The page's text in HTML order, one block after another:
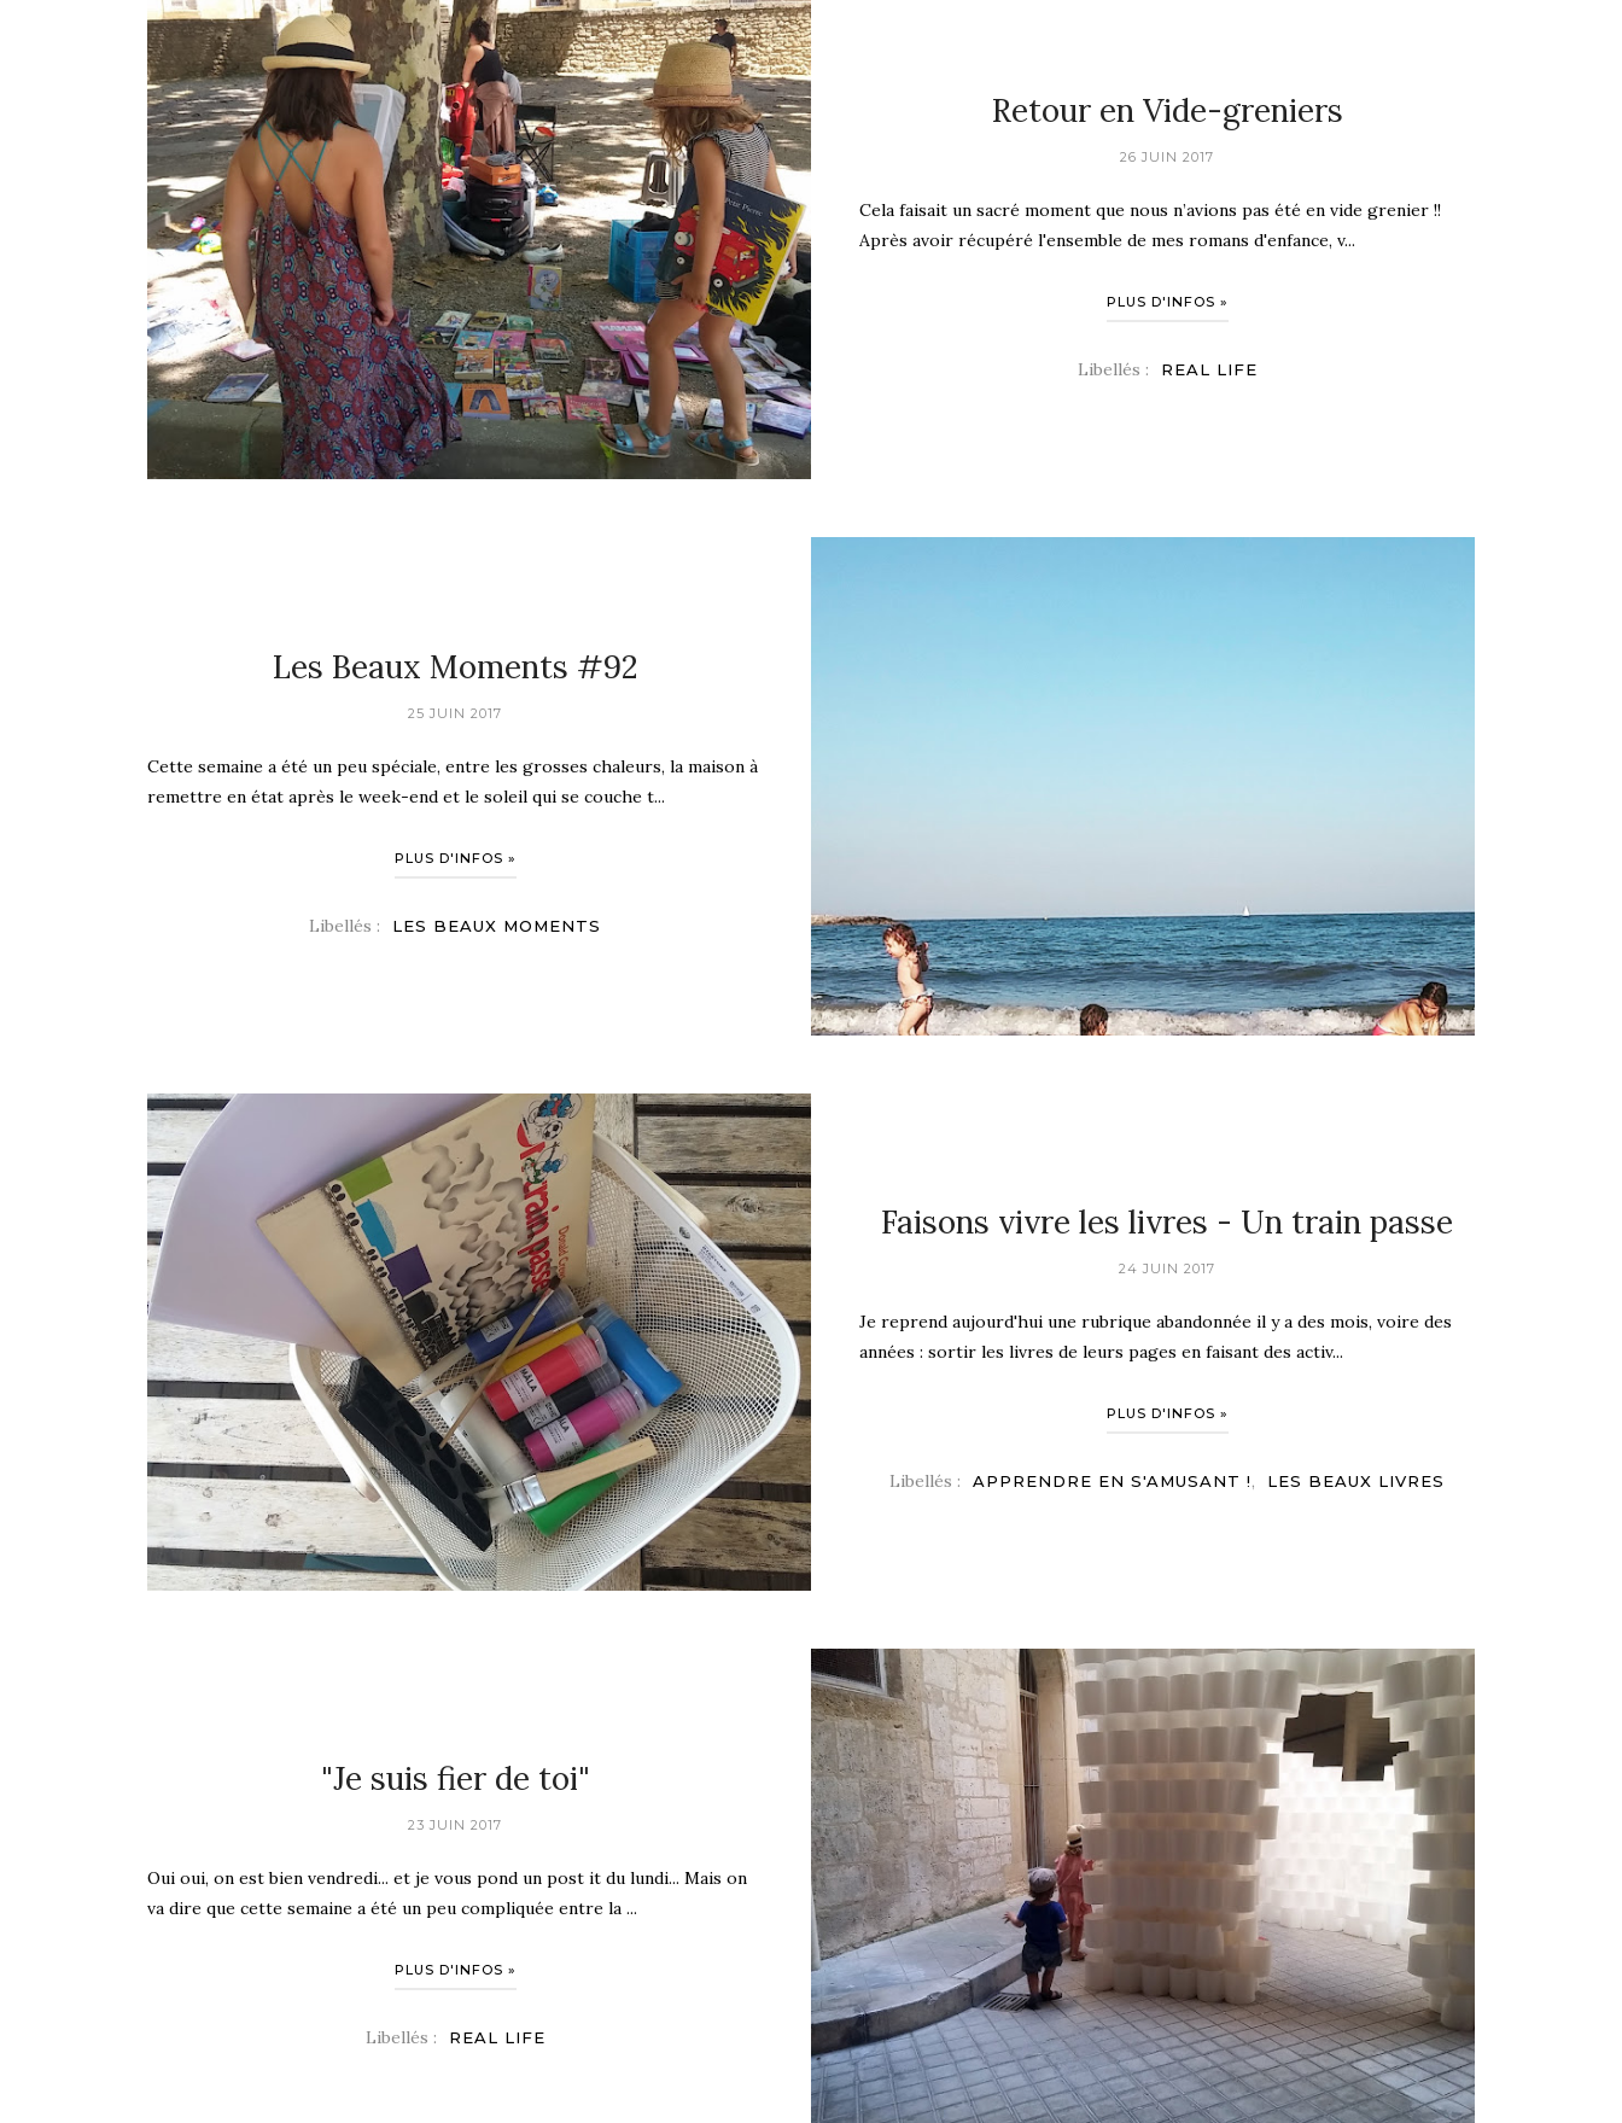
Retour en Vide-greniers
26 JUIN 2017
Cela faisait un sacré moment que nous n’avions pas été en vide grenier !!
Après avoir récupéré l'ensemble de mes romans d'enfance, v...
PLUS D'INFOS »
Libellés : REAL LIFE
Les Beaux Moments #92
25 JUIN 2017
Cette semaine a été un peu spéciale, entre les grosses chaleurs, la maison à
remettre en état après le week-end et le soleil qui se couche t...
PLUS D'INFOS »
Libellés : LES BEAUX MOMENTS
Faisons vivre les livres - Un train passe
24 JUIN 2017
Je reprend aujourd'hui une rubrique abandonnée il y a des mois, voire des
années : sortir les livres de leurs pages en faisant des activ...
PLUS D'INFOS »
Libellés : APPRENDRE EN S'AMUSANT !, LES BEAUX LIVRES
"Je suis fier de toi"
23 JUIN 2017
Oui oui, on est bien vendredi... et je vous pond un post it du lundi... Mais on
va dire que cette semaine a été un peu compliquée entre la ...
PLUS D'INFOS »
Libellés : REAL LIFE